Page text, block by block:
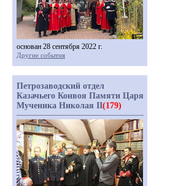
основан 28 сентября 2022 г.
Другие события
Петрозаводский отдел
Казачьего Конвоя Памяти Царя
Мученика Николая II(179)